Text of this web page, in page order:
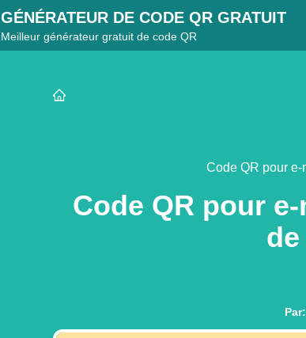
GÉNÉRATEUR DE CODE QR GRATUIT
Meilleur générateur gratuit de code QR
Code QR pour
Code QR pour
Par: